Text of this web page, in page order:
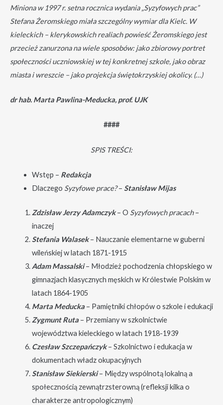
Miniona w 1997 r. setna rocznica wydania „Syzyfowych prac”
Stefana Żeromskiego miała szczególny wymiar dla Kielc. W
kieleckich – klerykowskich realiach powieść Żeromskiego jest
przecież zanurzona na wiele sposobów: jako zbiorowy portret
społeczności uczniowskiej w tej konkretnej szkole, jako obraz
miasta i wreszcie – jako projekcja świętokrzyskiej okolicy. (…)
dr hab. Marta Pawlina-Meducka, prof. UJK
####
SPIS TREŚCI:
Wstęp – Redakcja
Dlaczego Syzyfowe prace?– Stanisław Mijas
Zdzisław Jerzy Adamczyk– O Syzyfowych pracach–
inaczej
Stefania Walasek– Nauczanie elementarne w guberni
wileńskiej w latach 1871-1915
Adam Massalski– Młodzież pochodzenia chłopskiego w
gimnazjach klasycznych męskich w Królestwie Polskim w
latach 1864-1905
Marta Meducka – Pamiętniki chłopów o szkole i edukacji
Zygmunt Ruta – Przemiany w szkolnictwie
województwa kieleckiego w latach 1918-1939
Czesław Szczepańczyk– Szkolnictwo i edukacja w
dokumentach władz okupacyjnych
Stanisław Siekierski– Między wspólnotą lokalną a
społecznością zewnątrzsterowną (refleksji kilka o
charakterze antropologicznym)